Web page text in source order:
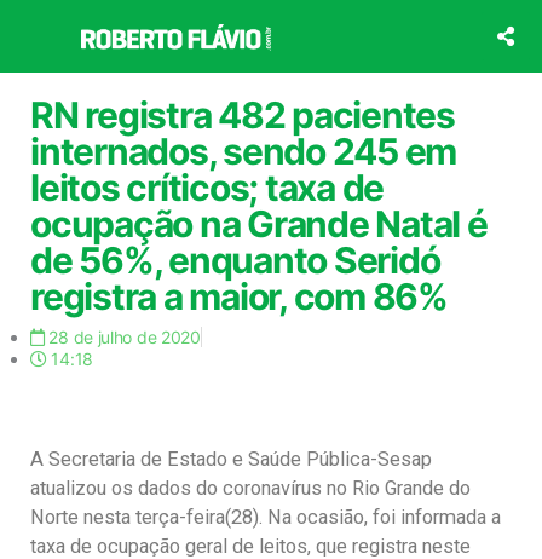
o
conteúdo
RN registra 482 pacientes
internados, sendo 245 em
leitos críticos; taxa de
ocupação na Grande Natal é
de 56%, enquanto Seridó
registra a maior, com 86%
28 de julho de 2020
14:18
A Secretaria de Estado e Saúde Pública-Sesap
atualizou os dados do coronavírus no Rio Grande do
Norte nesta terça-feira(28). Na ocasião, foi informada a
taxa de ocupação geral de leitos, que registra neste